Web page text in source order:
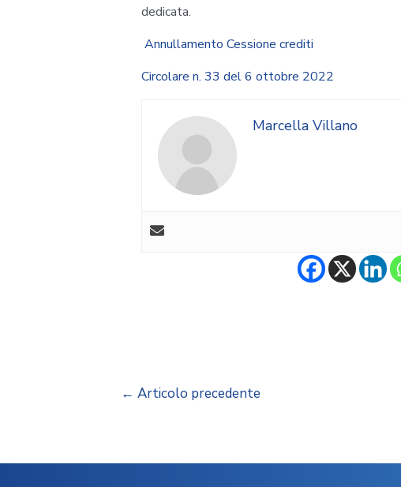
dedicata.
Annullamento Cessione crediti
Circolare n. 33 del 6 ottobre 2022
Marcella Villano
← Articolo precedente